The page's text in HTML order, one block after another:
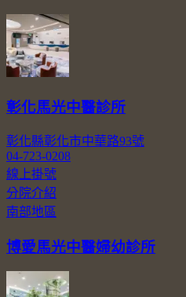
彰化馬光中醫診所
彰化縣彰化市中華路93號
04-723-0208
線上掛號
分院介紹
南部地區
博愛馬光中醫婦幼診所